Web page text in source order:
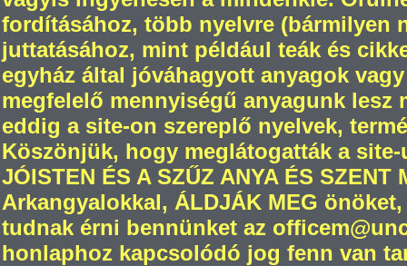
fordításához, több nyelvre (bármilyen
juttatásához, mint például teák és
egyház által jóváhagyott anyagok
megfelelő mennyiségű anyagunk lesz
eddig a site-on szereplő nyelvek,
Köszönjük, hogy meglátogatták a
JÓISTEN ÉS A SZŰZ ANYA ÉS
Arkangyalokkal, ÁLDJÁK MEG
tudnak érni bennünket az
honlaphoz kapcsolódó jog fenn van